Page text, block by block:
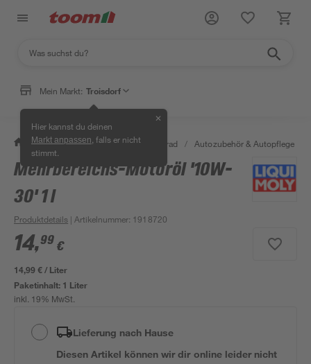
Mein Markt: Troisdorf
Hier kannst du deinen
Markt anpassen , falls er nicht
stimmt.
✕
/ Garten & Freizeit / Auto & Fahrrad / Autozubehör & Autopflege
Mehrbereichs-Motoröl '10W-
30' 1 l
Produktdetails | Artikelnummer: 1918720
14,99 €
14,99 € / Liter
Paketinhalt: 1 Liter
inkl. 19% MwSt.
Lieferung nach Hause
Diesen Artikel können wir dir online leider nicht